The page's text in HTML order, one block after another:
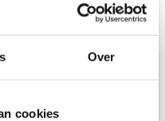
Over
cookies
Legcurl-